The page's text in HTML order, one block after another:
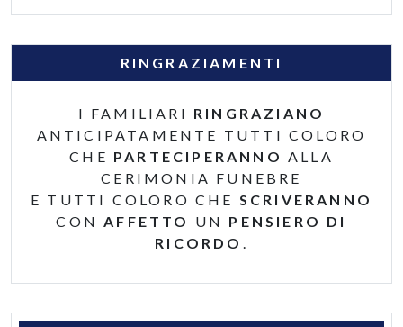
RINGRAZIAMENTI
I FAMILIARI RINGRAZIANO
ANTICIPATAMENTE TUTTI COLORO
CHE PARTECIPERANNO ALLA
CERIMONIA FUNEBRE
E TUTTI COLORO CHE SCRIVERANNO
CONAFFETTO UN PENSIERO DI
RICORDO .